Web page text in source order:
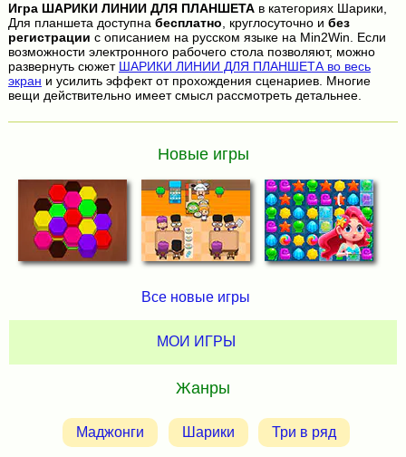
Игра ШАРИКИ ЛИНИИ ДЛЯ ПЛАНШЕТАв категориях Шарики,
Для планшета доступна бесплатно , круглосуточно и без
регистрации с описанием на русском языке на Min2Win. Если
возможности электронного рабочего стола позволяют, можно
развернуть сюжет ШАРИКИ ЛИНИИ ДЛЯ ПЛАНШЕТА во весь
экран и усилить эффект от прохождения сценариев. Многие
вещи действительно имеет смысл рассмотреть детальнее.
Новые игры
Все новые игры
МОИ ИГРЫ
Жанры
Маджонги Шарики Три в ряд